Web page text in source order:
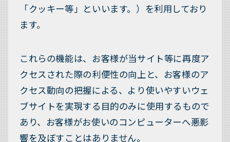
「クッキー等」といいます。）を利用しており
ます。
これらの機能は、お客様が当サイト等に再度ア
クセスされた際の利便性の向上と、お客様のア
クセス動向の把握による、より使いやすいウェ
ブサイトを実現する目的のみに使用するもので
あり、お客様がお使いのコンピューターへ悪影
響を及ぼすことはありません。